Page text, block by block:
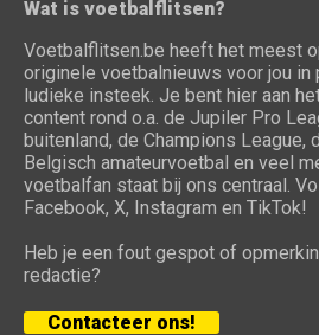
Wat is voetbalflitsen?
Voetbalflitsen.be heeft het meest
originele voetbalnieuws voor jou in
ludieke insteek. Je bent hier aan
content rond o.a. de Jupiler Pro
buitenland, de Champions League,
Belgisch amateurvoetbal en veel
voetbalfan staat bij ons centraal.
Facebook, X, Instagram en TikTok!
Heb je een fout gespot of
redactie?
Contacteer ons!